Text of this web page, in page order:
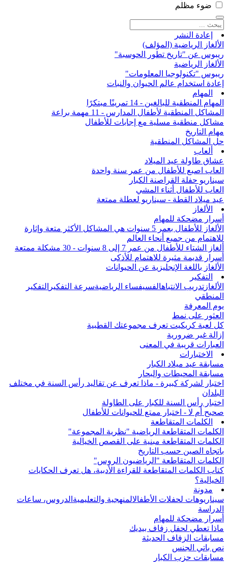
ضوء مظلم
إعادة النشر
الألغاز الرياضية (المؤلف)
ريبوس عن "تاريخ تطور الحوسبة"
الألغاز الرياضية
ريبوس "تكنولوجيا المعلومات"
إعادة استخدام عالم الحيوان والنبات
المهام
المهام المنطقية للبالغين - 14 تمرينًا مبتكرًا
المشاكل المنطقية لأطفال المدارس - 11 مهمة براعة
مشاكل منطقية مسلية مع إجابات للأطفال
مهام التاريخ
حل المشاكل المنطقية
ألعاب
عشاق طاولة عيد الميلاد
العاب اصبع للأطفال من عمر سنة واحدة
سيناريو حفلة القراصنة الكبار
العاب للأطفال أثناء المشي
عيد ميلاد القطة - سيناريو لعطلة ممتعة
الألغاز
أسرار مضحكة للمهام
الألغاز للأطفال بعمر 5 سنوات هي المشاكل الأكثر متعة وإثارة
للاهتمام من جميع أنحاء العالم
ألغاز الشتاء للأطفال من عمر 7 إلى 8 سنوات - 30 مشكلة ممتعة
أسرار قديمة مثيرة للاهتمام للأذكى
الألغاز باللغة الإنجليزية عن الحيوانات
التفكير
الألغاز تدريب الانتباهالفسيفساء الرياضيةسرعة التفكير التفكير
المنطقي
يوم المعرفة
العثور على نمط
كل لعبة كريكيت تعرف مجموعتك القطبية
إزالة غير ضرورية
العبارات قريبة في المعنى
الاختبارات
مسابقة عيد ميلاد الكبار
مسابقة المحيطات والبحار
اختبار لشركة كبيرة - ماذا تعرف عن تقاليد رأس السنة في مختلف
البلدان
اختبار رأس السنة للكبار على الطاولة
صحيح أم لا - اختبار ممتع للحيوانات للأطفال
الكلمات المتقاطعة
الكلمات المتقاطعة الرياضية "نظرية المجموعة"
الكلمات المتقاطعة مبنية على القصص الخيالية
باتجاه الصين حسب التاريخ
الكلمات المتقاطعة "الرياضيون الروس"
كتاب الكلمات المتقاطعة للقراءة الأدبية، هل تعرف الحكايات
الخيالية؟
مدونة
سيناريوهات لحفلات الأطفالالمنهجية والتعليمية الدروس، ساعات
الدراسة
أسرار مضحكة للمهام
ماذا تعطي لحفل زفاف بيديك
مسابقات الزفاف الحديثة
نص باتي الجنس
مسابقات حزب الكبار